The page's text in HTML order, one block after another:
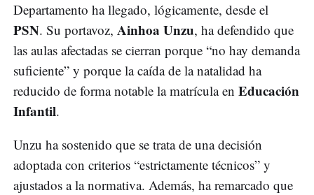
Departamento ha llegado, lógicamente, desde el
PSN. Su portavoz, Ainhoa Unzu, ha defendido que
las aulas afectadas se cierran porque “no hay demanda
suficiente” y porque la caída de la natalidad ha
reducido de forma notable la matrícula en Educación
Infantil.
Unzu ha sostenido que se trata de una decisión
adoptada con criterios “estrictamente técnicos” y
ajustados a la normativa. Además, ha remarcado que